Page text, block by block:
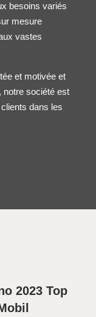
besoins variés
mesure
vastes
et motivée et
notre société est
dans les
2023 Top